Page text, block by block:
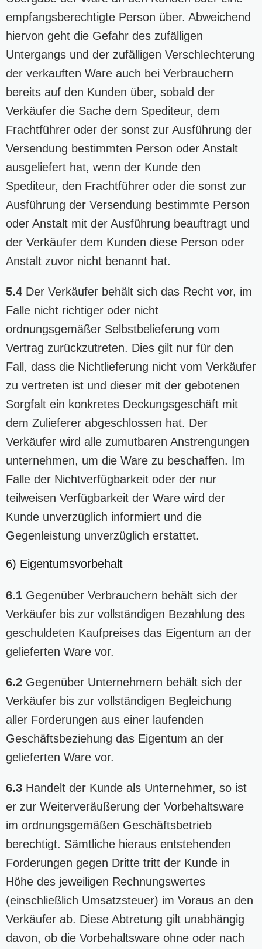
empfangsberechtigte Person über. Abweichend
hiervon geht die Gefahr des zufälligen
Untergangs und der zufälligen Verschlechterung
der verkauften Ware auch bei Verbrauchern
bereits auf den Kunden über, sobald der
Verkäufer die Sache dem Spediteur, dem
Frachtführer oder der sonst zur Ausführung der
Versendung bestimmten Person oder Anstalt
ausgeliefert hat, wenn der Kunde den
Spediteur, den Frachtführer oder die sonst zur
Ausführung der Versendung bestimmte Person
oder Anstalt mit der Ausführung beauftragt und
der Verkäufer dem Kunden diese Person oder
Anstalt zuvor nicht benannt hat.
5.4 Der Verkäufer behält sich das Recht vor, im
Falle nicht richtiger oder nicht
ordnungsgemäßer Selbstbelieferung vom
Vertrag zurückzutreten. Dies gilt nur für den
Fall, dass die Nichtlieferung nicht vom Verkäufer
zu vertreten ist und dieser mit der gebotenen
Sorgfalt ein konkretes Deckungsgeschäft mit
dem Zulieferer abgeschlossen hat. Der
Verkäufer wird alle zumutbaren Anstrengungen
unternehmen, um die Ware zu beschaffen. Im
Falle der Nichtverfügbarkeit oder der nur
teilweisen Verfügbarkeit der Ware wird der
Kunde unverzüglich informiert und die
Gegenleistung unverzüglich erstattet.
6) Eigentumsvorbehalt
6.1 Gegenüber Verbrauchern behält sich der
Verkäufer bis zur vollständigen Bezahlung des
geschuldeten Kaufpreises das Eigentum an der
gelieferten Ware vor.
6.2 Gegenüber Unternehmern behält sich der
Verkäufer bis zur vollständigen Begleichung
aller Forderungen aus einer laufenden
Geschäftsbeziehung das Eigentum an der
gelieferten Ware vor.
6.3 Handelt der Kunde als Unternehmer, so ist
er zur Weiterveräußerung der Vorbehaltsware
im ordnungsgemäßen Geschäftsbetrieb
berechtigt. Sämtliche hieraus entstehenden
Forderungen gegen Dritte tritt der Kunde in
Höhe des jeweiligen Rechnungswertes
(einschließlich Umsatzsteuer) im Voraus an den
Verkäufer ab. Diese Abtretung gilt unabhängig
davon, ob die Vorbehaltsware ohne oder nach